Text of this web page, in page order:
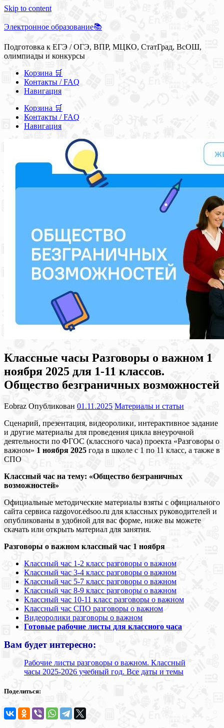
Skip to content
Электронное образование📚
Подготовка к ЕГЭ / ОГЭ, ВПР, МЦКО, СтатГрад, ВсОШ,
олимпиады и конкурсы
Корзина 🛒
Контакты / FAQ
Навигация
Корзина 🛒
Контакты / FAQ
Навигация
Классные часы Разговоры о важном 1
ноября 2025 для 1-11 классов.
Общество безграничных возможностей
Eobraz Опубликован 01.11.2025 Материалы и статьи
Сценарий, презентация, видеоролики, интерактивное задание
и другие материалы для проведения цикла внеурочной
деятельности по ФГОС (классного часа) проекта «Разговоры о
важном» 1 ноября 2025 года в школе с 1 по 11 класс, а также в
СПО
Классный час на тему: «Общество безграничных
возможностей»
Официальные методические материалы взяты с официального
сайта сервиса razgovor.edsoo.ru для классных руководителей и
опубликованы в удобной для вас форме, ниже вы можете
скачать или открыть материал для занятия.
Разговоры о важном классный час 1 ноября
Классный час 1-2 класс разговоры о важном
Классный час 3-4 класс разговоры о важном
Классный час 5-7 класс разговоры о важном
Классный час 8-9 класс разговоры о важном
Классный час 10-11 класс разговоры о важном
Классный час СПО разговоры о важном
Видеоролики разговоры о важном
Готовые рабочие листы для классного часа
Вам будет интересно:
Рабочие листы разговоры о важном. Классный
часы 2025-2026 учебный год. Все даты и темы
Поделиться: